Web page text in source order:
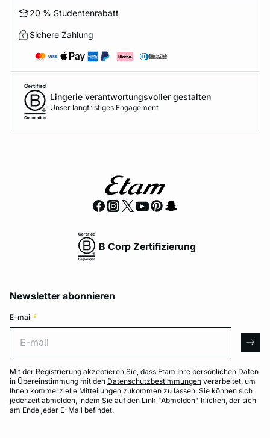
20 % Studentenrabatt
Sichere Zahlung
Lingerie verantwortungsvoller gestalten
Unser langfristiges Engagement
B Corp Zertifizierung
Newsletter abonnieren
E-mail *
Mit der Registrierung akzeptieren Sie, dass Etam Ihre persönlichen Daten
in Übereinstimmung mit den Datenschutzbestimmungen verarbeitet, um
Ihnen kommerzielle Mitteilungen zukommen zu lassen. Sie können sich
jederzeit abmelden, indem Sie auf den Link "Abmelden" klicken, der sich
am Ende jeder E-Mail befindet.